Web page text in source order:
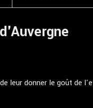
leur donner le goût de